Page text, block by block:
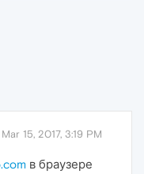
Mar 15, 2017, 3:19 PM
в браузере